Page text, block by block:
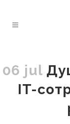
06 jul
IT-